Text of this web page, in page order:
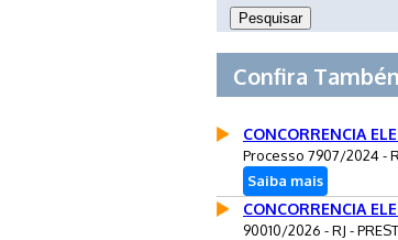
Confira
CONCORRENCIA
Processo 7907/2024 -
Saiba mais
CONCORRENCIA
90010/2026 - RJ -